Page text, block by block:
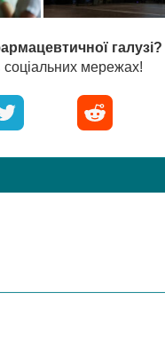
галузі?
мережах!